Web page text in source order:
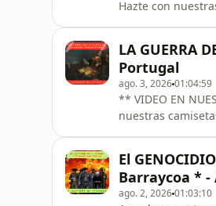
Hazte con nuestras
figura de Julián
LA GUERRA
Portugal
ago. 3, 202601:04:59
** VIDEO EN NUESTRO CANAL DE
nuestras camisetas en https://
Naranjas de
inteligentes del
El
Barraycoa * -
ago. 2, 202601:03:10